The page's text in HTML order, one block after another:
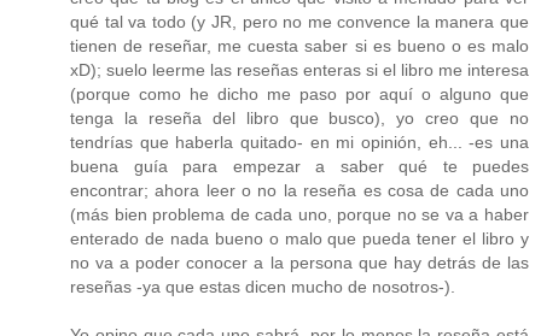
qué tal va todo (y JR, pero no me convence la manera que
tienen de reseñar, me cuesta saber si es bueno o es malo
xD); suelo leerme las reseñas enteras si el libro me interesa
(porque como he dicho me paso por aquí o alguno que
tenga la reseña del libro que busco), yo creo que no
tendrías que haberla quitado- en mi opinión, eh... -es una
buena guía para empezar a saber qué te puedes
encontrar; ahora leer o no la reseña es cosa de cada uno
(más bien problema de cada uno, porque no se va a haber
enterado de nada bueno o malo que pueda tener el libro y
no va a poder conocer a la persona que hay detrás de las
reseñas -ya que estas dicen mucho de nosotros-).